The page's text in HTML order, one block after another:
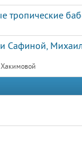
тропические
Сафиной,
Хакимовой